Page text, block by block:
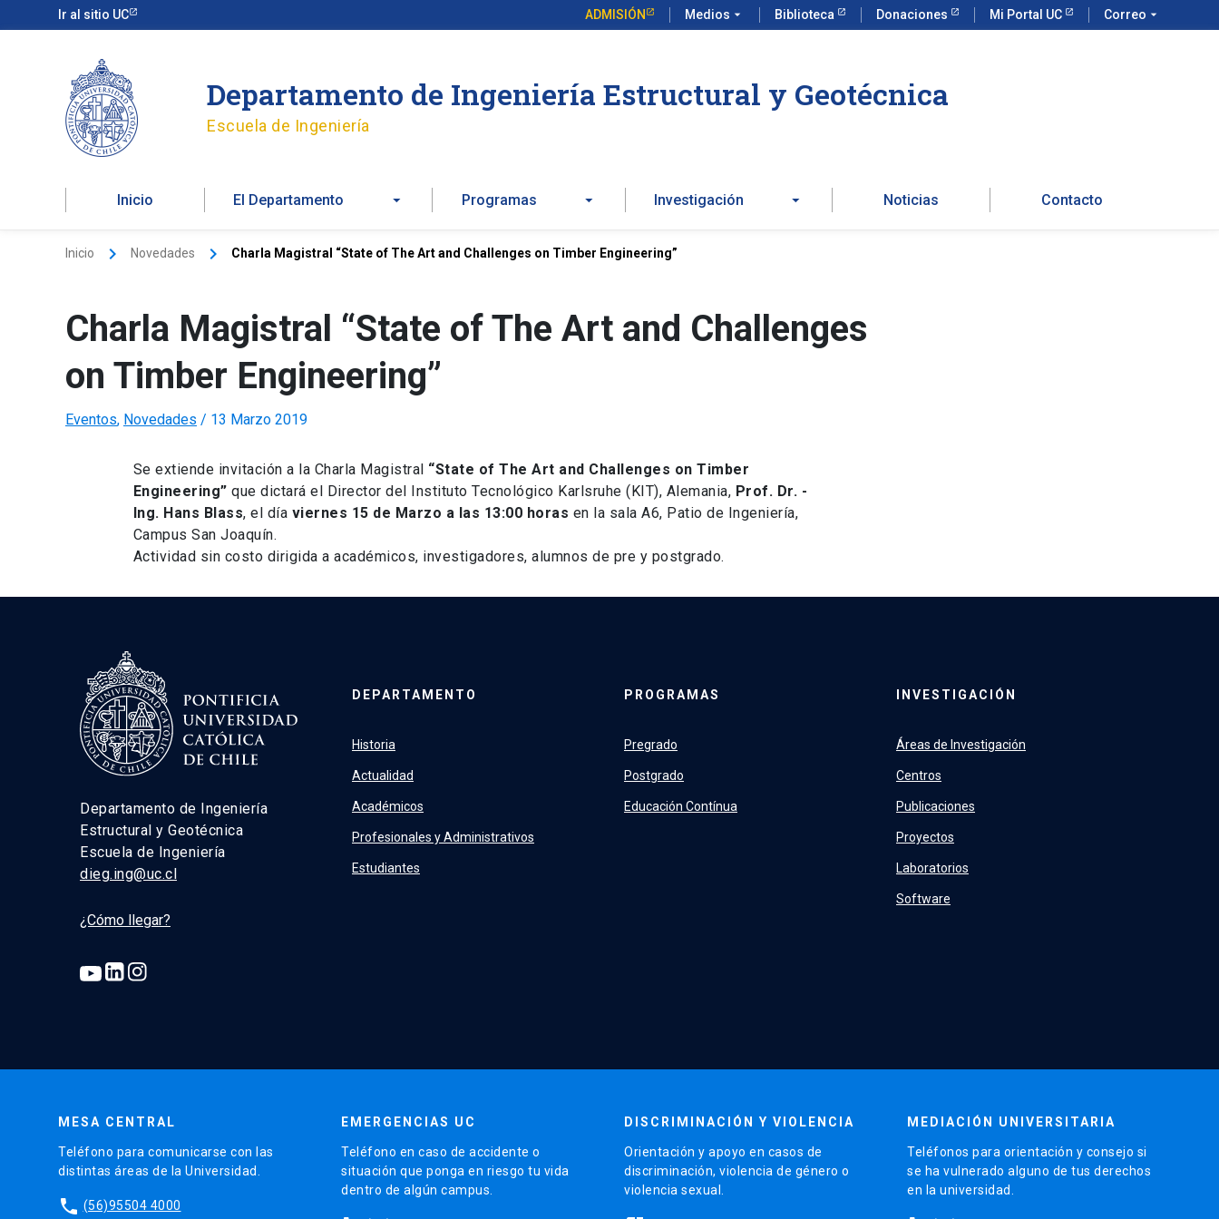
Ir al sitio UC ADMISIÓN Medios arrow_drop_down Biblioteca Donaciones Mi Portal UC Correo arrow_drop_down
al
Departamento de Ingeniería Estructural y Geotécnica
Escuela de Ingeniería
Inicio El Departamento Programas Investigación Noticias Contacto
Inicio Novedades Charla Magistral “State of The Art and Challenges on Timber Engineering”
Charla Magistral “State of The Art and Challenges
on Timber Engineering”
Eventos, Novedades / 13 Marzo 2019
Se extiende invitación a la Charla Magistral “State of The Art and Challenges on Timber
Engineering” que dictará el Director del Instituto Tecnológico Karlsruhe (KIT), Alemania, Prof. Dr. -
Ing. Hans Blass, el día viernes 15 de Marzo a las 13:00 horas en la sala A6, Patio de Ingeniería,
Campus San Joaquín.
Actividad sin costo dirigida a académicos, investigadores, alumnos de pre y postgrado.
Departamento de Ingeniería
Estructural y Geotécnica
Escuela de Ingeniería
dieg.ing@uc.cl
¿Cómo llegar?
DEPARTAMENTO
Historia
Actualidad
Académicos
Profesionales y Administrativos
Estudiantes
PROGRAMAS
Pregrado
Postgrado
Educación Contínua
INVESTIGACIÓN
Áreas de Investigación
Centros
Publicaciones
Proyectos
Laboratorios
Software
MESA CENTRAL
Teléfono para comunicarse con las
distintas áreas de la Universidad.
phone (56)95504 4000
EMERGENCIAS UC
Teléfono en caso de accidente o
situación que ponga en riesgo tu vida
dentro de algún campus.
DISCRIMINACIÓN Y VIOLENCIA
Orientación y apoyo en casos de
discriminación, violencia de género o
violencia sexual.
MEDIACIÓN UNIVERSITARIA
Teléfonos para orientación y consejo si
se ha vulnerado alguno de tus derechos
en la universidad.